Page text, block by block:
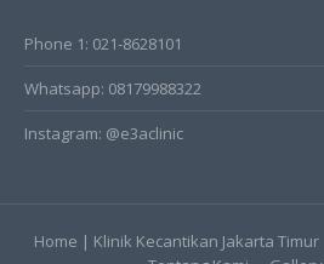
Phone 1: 021-8628101
Whatsapp: 08179988322
Instagram: @e3aclinic
Home | Klinik Kecantikan Jakarta Timur